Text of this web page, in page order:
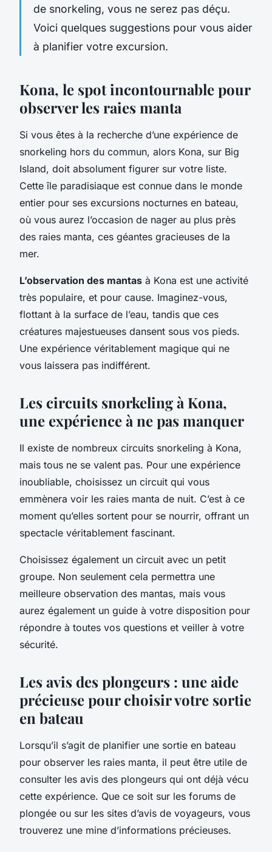
de snorkeling, vous ne serez pas déçu.
Voici quelques suggestions pour vous aider
à planifier votre excursion.
Kona, le spot incontournable pour
observer les raies manta
Si vous êtes à la recherche d’une expérience de
snorkeling hors du commun, alors Kona, sur Big
Island, doit absolument figurer sur votre liste.
Cette île paradisiaque est connue dans le monde
entier pour ses excursions nocturnes en bateau,
où vous aurez l’occasion de nager au plus près
des raies manta, ces géantes gracieuses de la
mer.
L’observation des mantas à Kona est une activité
très populaire, et pour cause. Imaginez-vous,
flottant à la surface de l’eau, tandis que ces
créatures majestueuses dansent sous vos pieds.
Une expérience véritablement magique qui ne
vous laissera pas indifférent.
Les circuits snorkeling à Kona,
une expérience à ne pas manquer
Il existe de nombreux circuits snorkeling à Kona,
mais tous ne se valent pas. Pour une expérience
inoubliable, choisissez un circuit qui vous
emmènera voir les raies manta de nuit. C’est à ce
moment qu’elles sortent pour se nourrir, offrant un
spectacle véritablement fascinant.
Choisissez également un circuit avec un petit
groupe. Non seulement cela permettra une
meilleure observation des mantas, mais vous
aurez également un guide à votre disposition pour
répondre à toutes vos questions et veiller à votre
sécurité.
Les avis des plongeurs : une aide
précieuse pour choisir votre sortie
en bateau
Lorsqu’il s’agit de planifier une sortie en bateau
pour observer les raies manta, il peut être utile de
consulter les avis des plongeurs qui ont déjà vécu
cette expérience. Que ce soit sur les forums de
plongée ou sur les sites d’avis de voyageurs, vous
trouverez une mine d’informations précieuses.